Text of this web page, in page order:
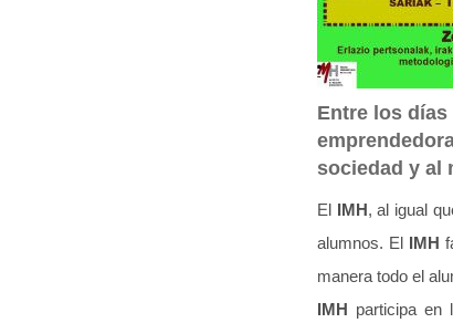
Entre los
sociedad y al
El IMH, al igual
alumnos. El IMH
manera todo el
IMH participa en